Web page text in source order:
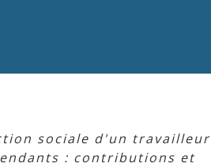
sociale d'un travailleur
: contributions et